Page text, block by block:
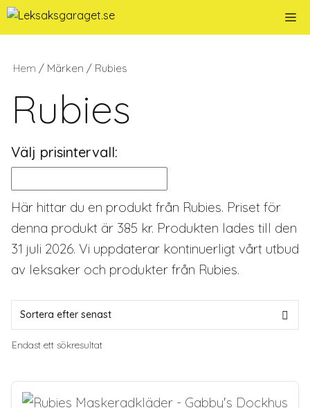
Hoppa
till
Hem / Märken / Rubies
Rubies
Välj prisintervall:
Här hittar du en produkt från Rubies. Priset för
denna produkt är 385 kr. Produkten lades till den
31 juli 2026. Vi uppdaterar kontinuerligt vårt utbud
av leksaker och produkter från Rubies.
Endast ett sökresultat